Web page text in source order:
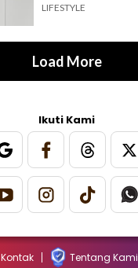
LIFESTYLE
Load More
Ikuti Kami
Kontak Tentang Kami